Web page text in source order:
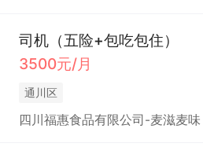
司机（五险+包吃包住）
3500元/月
通川区
四川福惠食品有限公司-麦滋麦味